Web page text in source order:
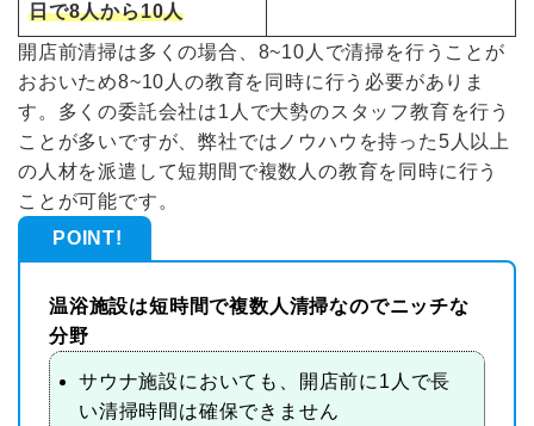
日で8人から10人
開店前清掃は多くの場合、8~10人で清掃を行うことが
おおいため8~10人の教育を同時に行う必要がありま
す。多くの委託会社は1人で大勢のスタッフ教育を行う
ことが多いですが、弊社ではノウハウを持った5人以上
の人材を派遣して短期間で複数人の教育を同時に行う
ことが可能です。
POINT!
温浴施設は短時間で複数人清掃なのでニッチな
分野
サウナ施設においても、開店前に1人で長
い清掃時間は確保できません